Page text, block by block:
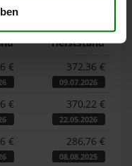
Tiefststand
€ 372,36 €
09.07.2026
€ 370,22 €
22.05.2026
€ 286,76 €
08.08.2025